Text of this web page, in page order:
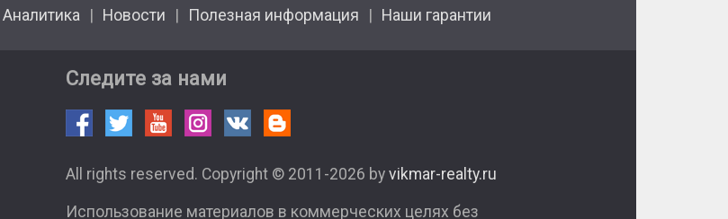
Аналитика Новости Полезная информация Наши гарантии
Следите за нами
All rights reserved. Copyright © 2011-2026 by vikmar-realty.ru
Использование материалов в коммерческих целях без